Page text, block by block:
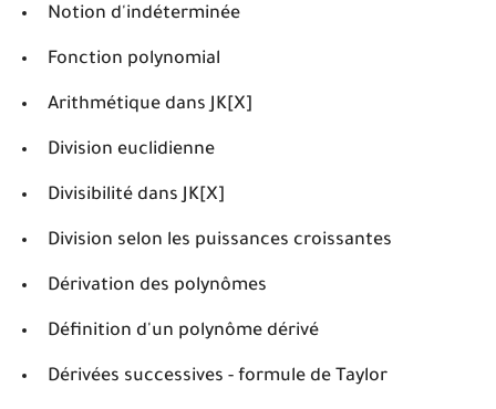
Notion d'indéterminée
Fonction polynomial
Arithmétique dans JK[X]
Division euclidienne
Divisibilité dans JK[X]
Division selon les puissances croissantes
Dérivation des polynômes
Définition d'un polynôme dérivé
Dérivées successives - formule de Taylor